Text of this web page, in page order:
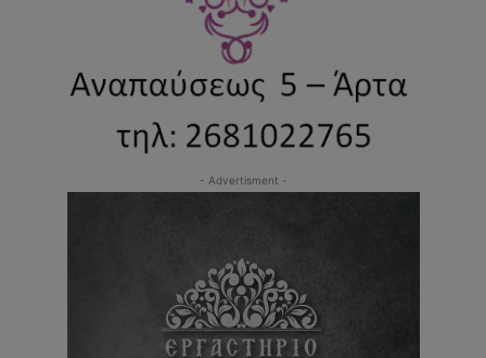
- Advertisment -